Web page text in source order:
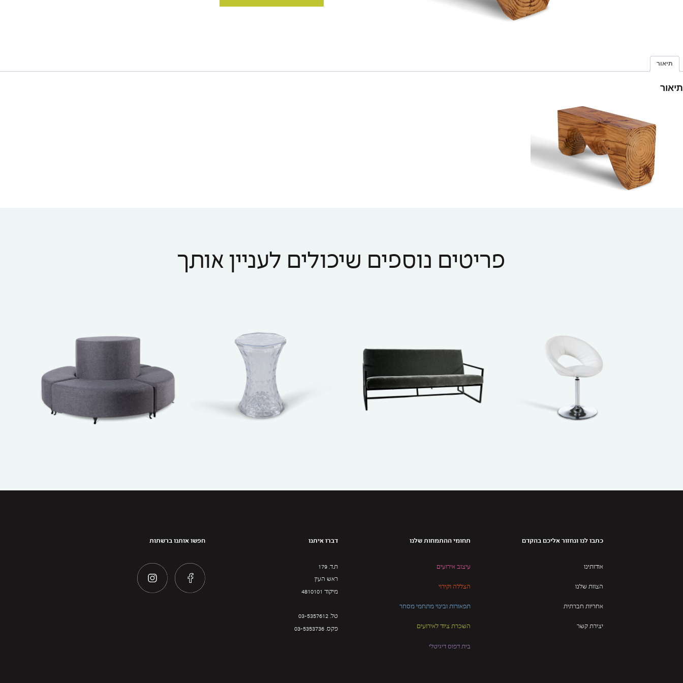
תיאור
תיאור
פריטים נוספים שיכולים לעניין אותך
כתבו לנו ונחזור אליכם בהקדם
אודותינו
הצוות שלנו
אחריות חברתית
יצירת קשר
תחומי ההתמחות שלנו
עיצוב אירועים
הצללה וקירוי
תפאורות ובינוי מתחמי מסחר
השכרת ציוד לאירועים
בית דפוס דיגיטלי
דברו איתנו
ת.ד. 179
ראש העין
מיקוד 4810101
טל. 03-5357612
פקס. 03-5353736
חפשו אותנו ברשתות